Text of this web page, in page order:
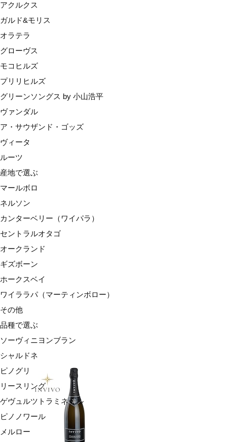
アクルクス
ガルド&モリス
オラテラ
グローヴス
モコヒルズ
プリリヒルズ
グリーンソングス by 小山浩平
ヴァンダル
ア・サウザンド・ゴッズ
ヴィータ
ルーツ
産地で選ぶ
マールボロ
ネルソン
カンターベリー（ワイパラ）
セントラルオタゴ
オークランド
ギズボーン
ホークスベイ
ワイララパ（マーティンボロー）
その他
品種で選ぶ
ソーヴィニヨンブラン
シャルドネ
ピノグリ
リースリング
ゲヴュルツトラミネール
ピノノワール
メルロー